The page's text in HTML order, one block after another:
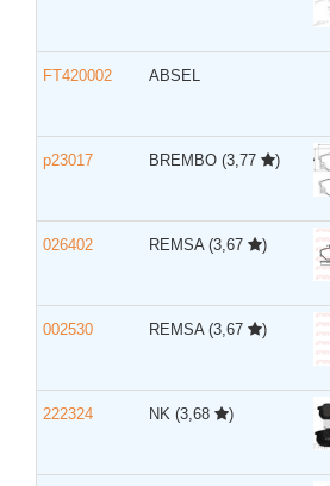
FT420002 ABSEL
p23017 BREMBO (3,77 )
026402 REMSA (3,67 )
002530 REMSA (3,67 )
222324 NK (3,68 )